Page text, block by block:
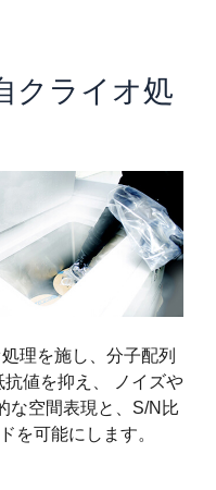
クライオ処
理を施し、分子配列
値を抑え、 ノイズや
な空間表現と、S/N比
を可能にします。